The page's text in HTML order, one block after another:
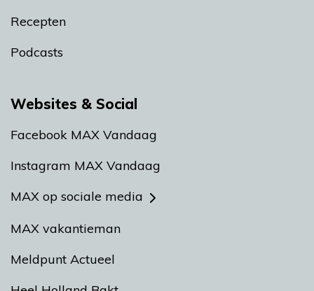
Recepten
Podcasts
Websites & Social
Facebook MAX Vandaag
Instagram MAX Vandaag
MAX op sociale media
MAX vakantieman
Meldpunt Actueel